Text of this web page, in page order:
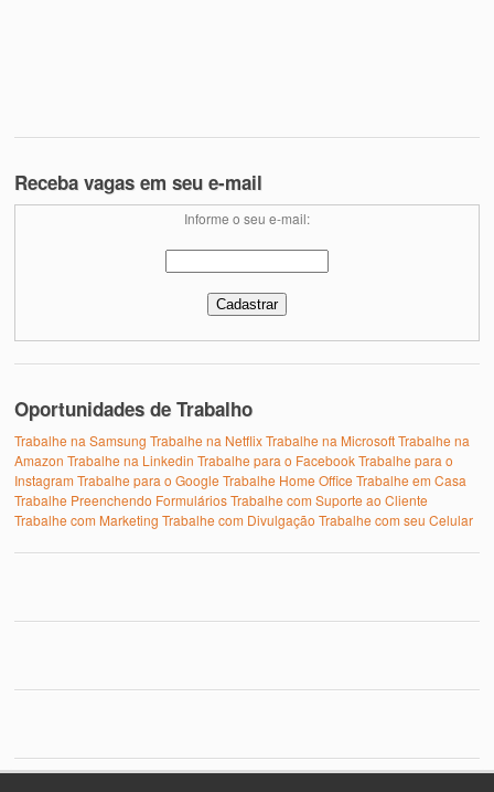
Receba vagas em seu e-mail
Informe o seu e-mail:
Oportunidades de Trabalho
Trabalhe na Samsung Trabalhe na NetflixTrabalhe na MicrosoftTrabalhe na
Amazon Trabalhe na Linkedin Trabalhe para o FacebookTrabalhe para o
Instagram Trabalhe para o Google Trabalhe Home Office Trabalhe em Casa
Trabalhe Preenchendo FormuláriosTrabalhe com Suporte ao Cliente
Trabalhe com Marketing Trabalhe com Divulgação Trabalhe com seu Celular